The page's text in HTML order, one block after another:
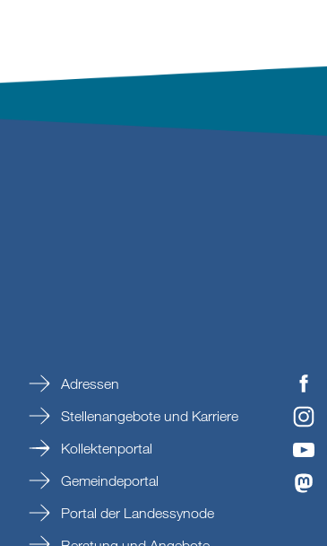
Adressen
Stellenangebote und Karriere
Kollektenportal
Gemeindeportal
Portal der Landessynode